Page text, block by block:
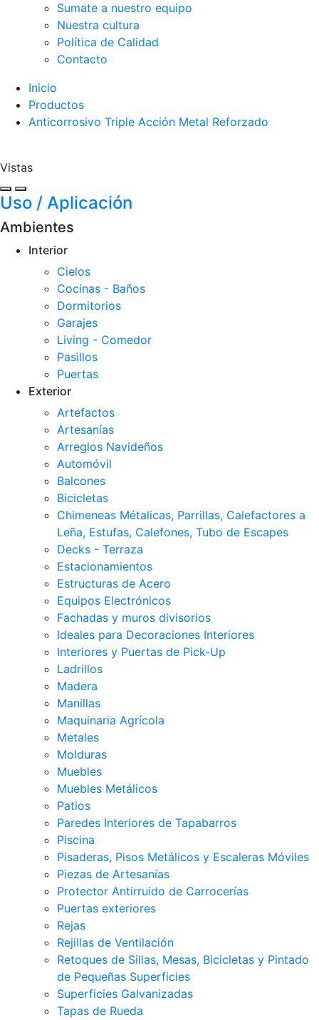
Sumate a nuestro equipo
Nuestra cultura
Política de Calidad
Contacto
Inicio
Productos
Anticorrosivo Triple Acción Metal Reforzado
Vistas
Uso / Aplicación
Ambientes
Interior
Cielos
Cocinas - Baños
Dormitorios
Garajes
Living - Comedor
Pasillos
Puertas
Exterior
Artefactos
Artesanías
Arreglos Navideños
Automóvil
Balcones
Bicicletas
Chimeneas Métalicas, Parrillas, Calefactores a
Leña, Estufas, Calefones, Tubo de Escapes
Decks - Terraza
Estacionamientos
Estructuras de Acero
Equipos Electrónicos
Fachadas y muros divisorios
Ideales para Decoraciones Interiores
Interiores y Puertas de Pick-Up
Ladrillos
Madera
Manillas
Maquinaria Agrícola
Metales
Molduras
Muebles
Muebles Metálicos
Patios
Paredes Interiores de Tapabarros
Piscina
Pisaderas, Pisos Metálicos y Escaleras Móviles
Piezas de Artesanías
Protector Antirruido de Carrocerías
Puertas exteriores
Rejas
Rejillas de Ventilación
Retoques de Sillas, Mesas, Bicicletas y Pintado
de Pequeñas Superficies
Superficies Galvanizadas
Tapas de Rueda